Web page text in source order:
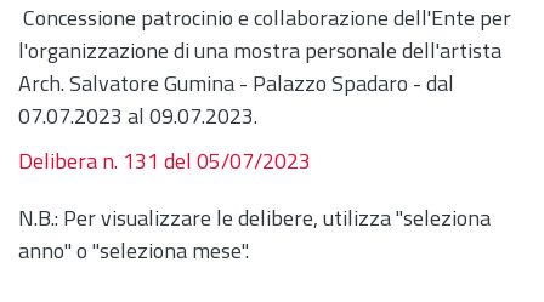
Concessione patrocinio e collaborazione dell'Ente per
l'organizzazione di una mostra personale dell'artista
Arch. Salvatore Gumina - Palazzo Spadaro - dal
07.07.2023 al 09.07.2023.
Delibera n. 131 del 05/07/2023
N.B.: Per visualizzare le delibere, utilizza "seleziona
anno" o "seleziona mese".